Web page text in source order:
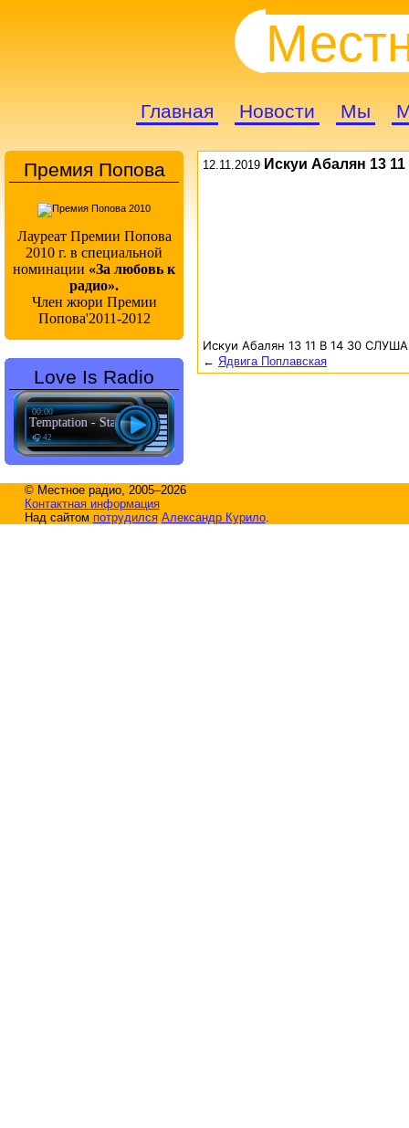
Главная Новости Мы
Премия Попова
Лауреат Премии Попова
2010 г. в специальной
номинации «За любовь к
радио».
Член жюри Премии
Попова'2011-2012
Love Is Radio
Temptation - Stand My Grîund
00:00
🎧 42
12.11.2019 Искуи Абалян 13
Искуи Абалян 13 11 В 14 30
← Ядвига Поплавская
© Местное радио, 2005–2026
Контактная информация
Над сайтом потрудился Александр Курило.